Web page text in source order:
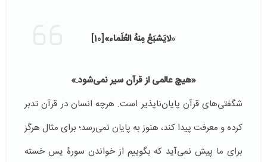
«لایَشبَعُ مِنهُ العُلَماء»[10]
«هیچ عالمی از قرآن سیر نمی‌شود.»
شگفتی‌های قرآن پایان‌ناپذیر است. هرچه انسان در قرآن تدبر
کرده و معرفت پیدا کند، هنوز به پایان نمی‌رسد؛ برای مثال هرگز
برای ما پیش نمی‌آید که بگوییم از خواندن سورۀ یس خسته